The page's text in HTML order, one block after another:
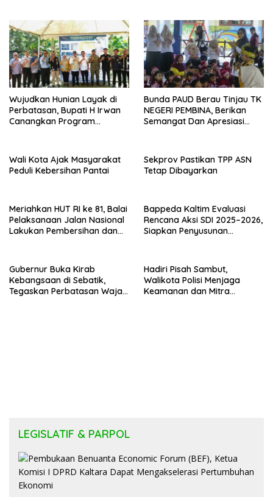
Wujudkan Hunian Layak di
Perbatasan, Bupati H Irwan
Canangkan Program
Bunda PAUD Berau Tinjau TK
NEGERI PEMBINA, Berikan
Semangat Dan Apresiasi
Wali Kota Ajak Masyarakat
Peduli Kebersihan Pantai
Sekprov Pastikan TPP ASN
Tetap Dibayarkan
Meriahkan HUT RI ke 81, Balai
Pelaksanaan Jalan Nasional
Lakukan Pembersihan dan
Bappeda Kaltim Evaluasi
Rencana Aksi SDI 2025–2026,
Siapkan Penyusunan
Gubernur Buka Kirab
Kebangsaan di Sebatik,
Tegaskan Perbatasan Wajah
Hadiri Pisah Sambut,
Walikota Polisi Menjaga
Keamanan dan Mitra
LEGISLATIF & PARPOL